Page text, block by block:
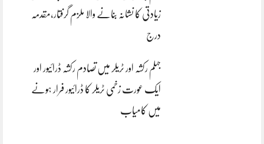
زیادتی کا نشانہ بنانے والا ملزم گرفتار،مقدمہ
درج
جہلم رکشہ اور ٹریلر میں تصادم رکشہ ڈرائیور اور
ایک عورت زخمی ٹریلر کا ڈرائیور فرار ہونے
میں کامیاب